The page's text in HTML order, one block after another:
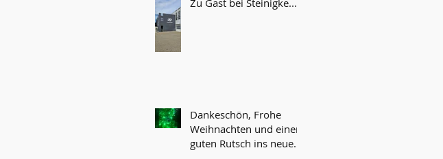
Dankeschön, Frohe
Weihnachten und einen
guten Rutsch ins neue